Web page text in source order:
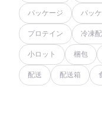
パッケージ パッ
プロテイン 冷凍
小ロット 梱包
配送 配送箱